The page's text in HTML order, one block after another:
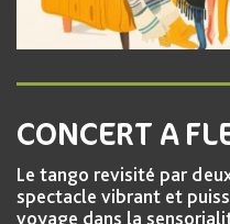
CONCERT A
Le tango revisité par
spectacle vibrant et
voyage dans la